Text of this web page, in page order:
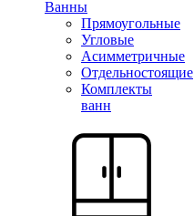
Ванны
Прямоугольные
Угловые
Асимметричные
Отдельностоящие
Комплекты
ванн